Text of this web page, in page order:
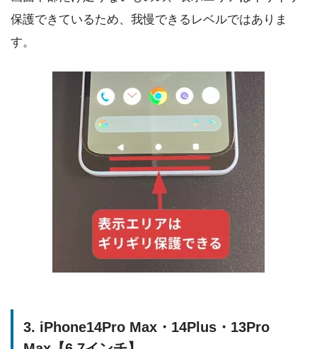
保護できているため、我慢できるレベルではありま
す。
3. iPhone14Pro Max・14Plus・13Pro